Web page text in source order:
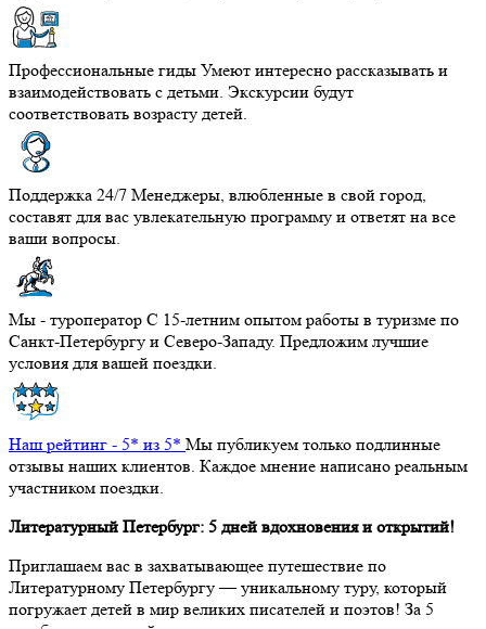
Профессиональные гиды Умеют интересно рассказывать и
взаимодействовать с детьми. Экскурсии будут
соответствовать возрасту детей.
Поддержка 24/7 Менеджеры, влюбленные в свой город,
составят для вас увлекательную программу и ответят на все
ваши вопросы.
Мы - туроператор С 15-летним опытом работы в туризме по
Санкт-Петербургу и Северо-Западу. Предложим лучшие
условия для вашей поездки.
Наш рейтинг - 5* из 5* Мы публикуем только подлинные
отзывы наших клиентов. Каждое мнение написано реальным
участником поездки.
Литературный Петербург: 5 дней вдохновения и открытий!
Приглашаем вас в захватывающее путешествие по
Литературному Петербургу — уникальному туру, который
погружает детей в мир великих писателей и поэтов! За 5